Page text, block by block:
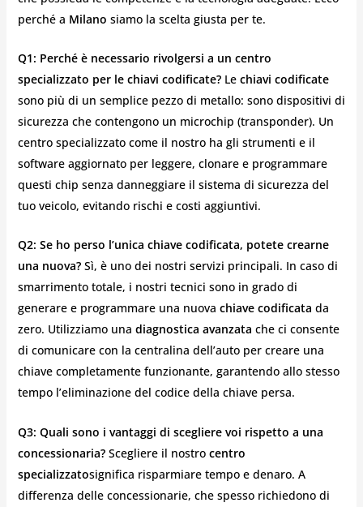
perché a Milano siamo la scelta giusta per te.
Q1: Perché è necessario rivolgersi a un centro
specializzato per le chiavi codificate?Le chiavi codificate
sono più di un semplice pezzo di metallo: sono dispositivi di
sicurezza che contengono un microchip (transponder). Un
centro specializzato come il nostro ha gli strumenti e il
software aggiornato per leggere, clonare e programmare
questi chip senza danneggiare il sistema di sicurezza del
tuo veicolo, evitando rischi e costi aggiuntivi.
Q2: Se ho perso l’unica chiave codificata, potete crearne
una nuova?Sì, è uno dei nostri servizi principali. In caso di
smarrimento totale, i nostri tecnici sono in grado di
generare e programmare una nuova chiave codificata da
zero. Utilizziamo una diagnostica avanzata che ci consente
di comunicare con la centralina dell’auto per creare una
chiave completamente funzionante, garantendo allo stesso
tempo l’eliminazione del codice della chiave persa.
Q3: Quali sono i vantaggi di scegliere voi rispetto a una
concessionaria?Scegliere il nostro centro
specializzatosignifica risparmiare tempo e denaro. A
differenza delle concessionarie, che spesso richiedono di